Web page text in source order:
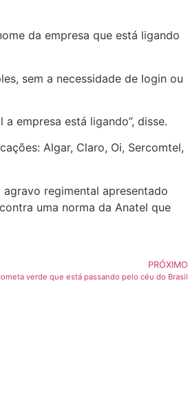
da empresa que está ligando
sem a necessidade de login ou
empresa está ligando”, disse.
Algar, Claro, Oi, Sercomtel,
regimental apresentado
uma norma da Anatel que
PRÓXIMO
verde que está passando pelo céu do Brasil